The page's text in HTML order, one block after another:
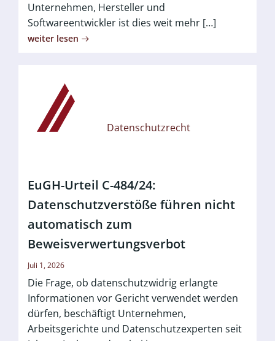
Unternehmen, Hersteller und
Softwareentwickler ist dies weit mehr […]
weiter lesen
Datenschutzrecht
EuGH-Urteil C-484/24:
Datenschutzverstöße führen nicht
automatisch zum
Beweisverwertungsverbot
Juli 1, 2026
Die Frage, ob datenschutzwidrig erlangte
Informationen vor Gericht verwendet werden
dürfen, beschäftigt Unternehmen,
Arbeitsgerichte und Datenschutzexperten seit